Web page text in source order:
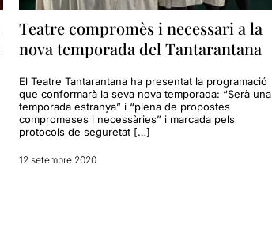
Teatre compromès i necessari a la
nova temporada del Tantarantana
El Teatre Tantarantana ha presentat la programació
que conformarà la seva nova temporada: “Serà una
temporada estranya” i “plena de propostes
compromeses i necessàries” i marcada pels
protocols de seguretat […]
12 setembre 2020